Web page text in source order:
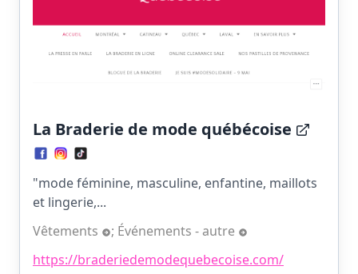
La Braderie de mode québécoise
"mode féminine, masculine, enfantine, maillots
et lingerie,...
Vêtements
; Événements - autre
https://braderiedemodequebecoise.com/